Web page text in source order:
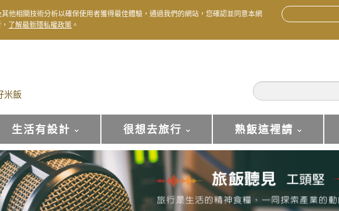
米飯
生活有設計 很想去旅行 熟飯這裡請
其他相關技術分析以確保使用者獲得最佳體驗，通過我們的網站，您確認並同意本網
了解最新隱私權政策 。